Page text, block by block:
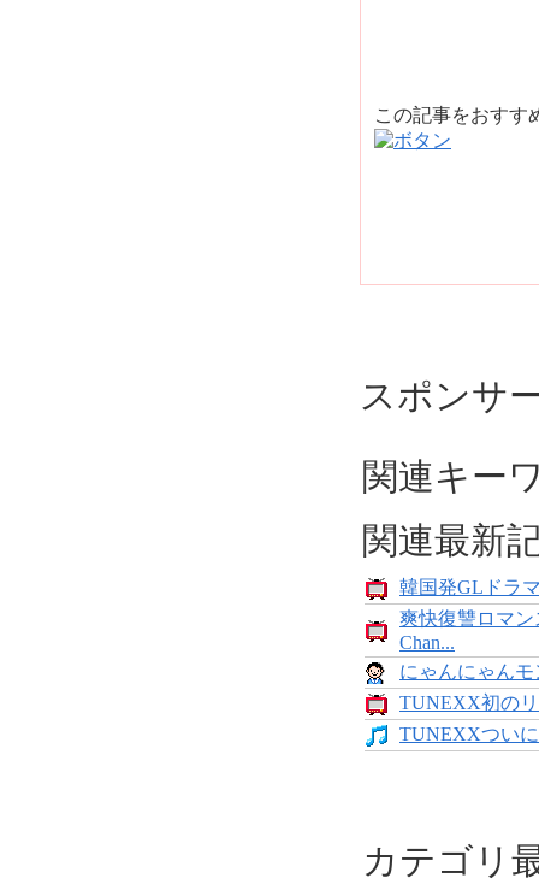
この記事をおす
スポンサ
関連キー
関連最新
韓国発GLドラ
爽快復讐ロマ
Chan...
にゃんにゃん
TUNEXX初の
TUNEXXつい
カテゴリ